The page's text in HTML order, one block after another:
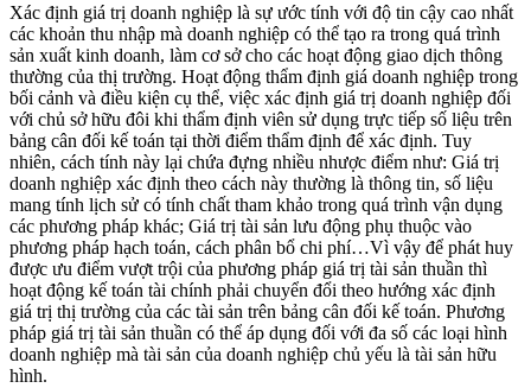
Xác định giá trị doanh nghiệp là sự ước tính với độ tin cậy cao nhất
các khoản thu nhập mà doanh nghiệp có thể tạo ra trong quá trình
sản xuất kinh doanh, làm cơ sở cho các hoạt động giao dịch thông
thường của thị trường. Hoạt động thẩm định giá doanh nghiệp trong
bối cảnh và điều kiện cụ thể, việc xác định giá trị doanh nghiệp đối
với chủ sở hữu đôi khi thẩm định viên sử dụng trực tiếp số liệu trên
bảng cân đối kế toán tại thời điểm thẩm định để xác định. Tuy
nhiên, cách tính này lại chứa đựng nhiều nhược điểm như: Giá trị
doanh nghiệp xác định theo cách này thường là thông tin, số liệu
mang tính lịch sử có tính chất tham khảo trong quá trình vận dụng
các phương pháp khác; Giá trị tài sản lưu động phụ thuộc vào
phương pháp hạch toán, cách phân bổ chi phí…Vì vậy để phát huy
được ưu điểm vượt trội của phương pháp giá trị tài sản thuần thì
hoạt động kế toán tài chính phải chuyển đổi theo hướng xác định
giá trị thị trường của các tài sản trên bảng cân đối kế toán. Phương
pháp giá trị tài sản thuần có thể áp dụng đối với đa số các loại hình
doanh nghiệp mà tài sản của doanh nghiệp chủ yếu là tài sản hữu
hình.